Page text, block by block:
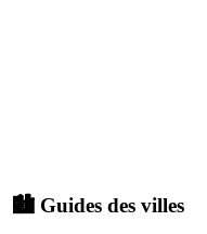
🏙️ Guides des villes